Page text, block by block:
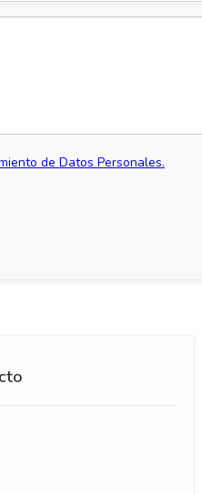
de Datos Personales.